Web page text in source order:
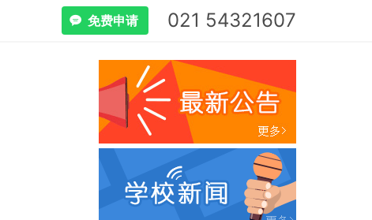
免费申请 021 54321607